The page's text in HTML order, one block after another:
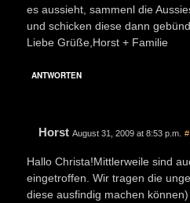
es aussieht, sammenl die
und schicken diese dann
Liebe Grüße,Horst + Familie
ANTWORTEN
Horst August 31, 2009 at 8:53 p.m. #
Hallo Christa!Mittlerweile sind
eingetroffen. Wir tragen die
diese ausfindig machen